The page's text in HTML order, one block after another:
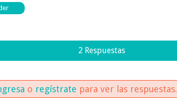
2 Respuestas
o regístrate para ver las respuestas.